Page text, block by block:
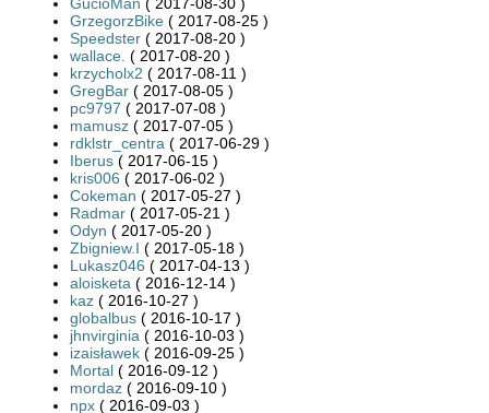
GrzegorzBike ( 2017-08-25 )
Speedster ( 2017-08-20 )
wallace. ( 2017-08-20 )
krzycholx2 ( 2017-08-11 )
GregBar ( 2017-08-05 )
pc9797 ( 2017-07-08 )
mamusz ( 2017-07-05 )
rdklstr_centra ( 2017-06-29 )
Iberus ( 2017-06-15 )
kris006 ( 2017-06-02 )
Cokeman ( 2017-05-27 )
Radmar ( 2017-05-21 )
Odyn ( 2017-05-20 )
Zbigniew.I ( 2017-05-18 )
Lukasz046 ( 2017-04-13 )
aloisketa ( 2016-12-14 )
kaz ( 2016-10-27 )
globalbus ( 2016-10-17 )
jhnvirginia ( 2016-10-03 )
izaisławek ( 2016-09-25 )
Mortal ( 2016-09-12 )
mordaz ( 2016-09-10 )
npx ( 2016-09-03 )